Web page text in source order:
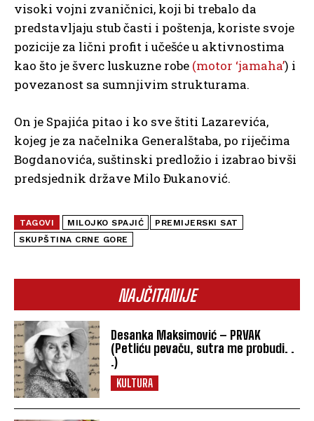
NAJČITANIJE
Desanka Maksimović – PRVAK
(Petliću pevaču, sutra me probudi. .
.)
KULTURA
visoki vojni zvaničnici, koji bi trebalo da
predstavljaju stub časti i poštenja, koriste svoje
pozicije za lični profit i učešće u aktivnostima
kao što je šverc luskuzne robe (motor ‘jamaha’) i
povezanost sa sumnjivim strukturama.
On je Spajića pitao i ko sve štiti Lazarevića,
kojeg je za načelnika Generalštaba, po riječima
Bogdanovića, suštinski predložio i izabrao bivši
predsjednik države Milo Đukanović.
TAGOVI MILOJKO SPAJIĆ
PREMIJERSKI SAT
SKUPŠTINA CRNE GORE